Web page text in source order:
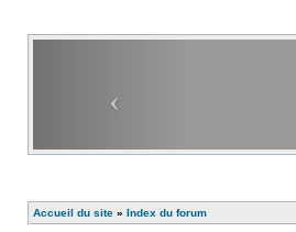
Accueil du site » Index du forum